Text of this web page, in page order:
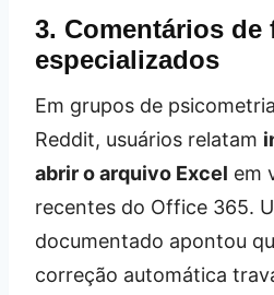
3. Comentários de
especializados
Em grupos de
Reddit, usuários relatam
abrir o arquivo Excel em
recentes do Office 365.
documentado apontou
correção automática